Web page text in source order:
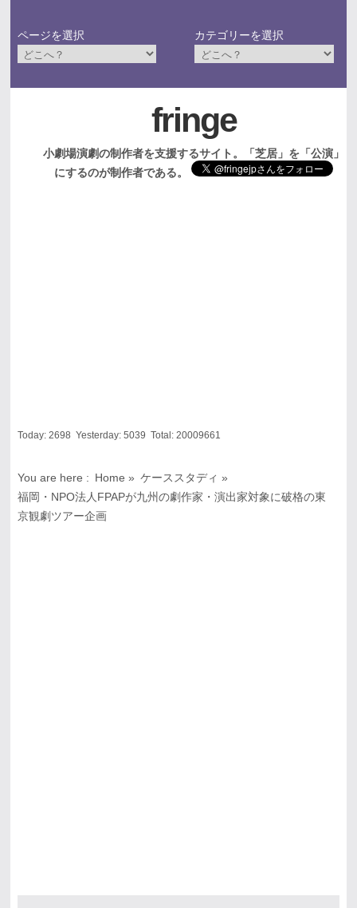
ページを選択 カテゴリーを選択
fringe
小劇場演劇の制作者を支援するサイト。「芝居」を「公演」
にするのが制作者である。
Today: 2698 Yesterday: 5039 Total: 20009661
You are here : Home » ケーススタディ »
福岡・NPO法人FPAPが九州の劇作家・演出家対象に破格の東
京観劇ツアー企画